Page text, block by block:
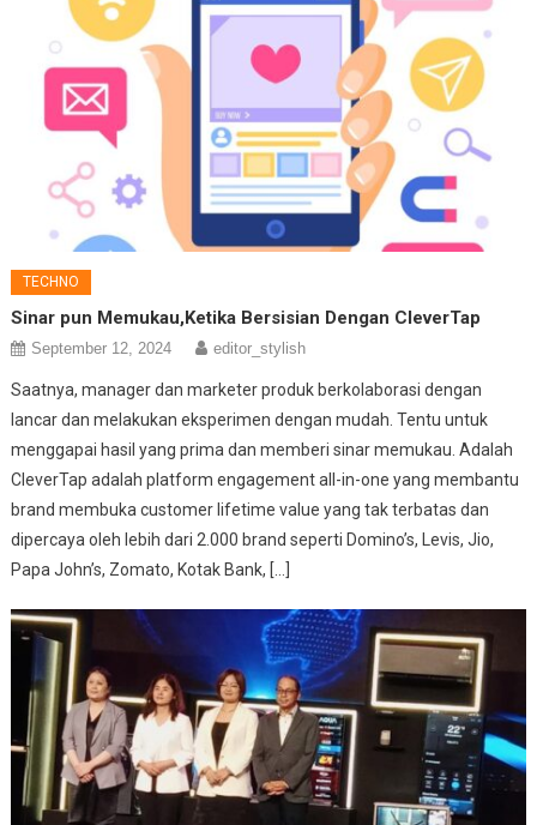
TECHNO
Sinar pun Memukau,Ketika Bersisian Dengan CleverTap
September 12, 2024 editor_stylish
Saatnya, manager dan marketer produk berkolaborasi dengan
lancar dan melakukan eksperimen dengan mudah. Tentu untuk
menggapai hasil yang prima dan memberi sinar memukau. Adalah
CleverTap adalah platform engagement all-in-one yang membantu
brand membuka customer lifetime value yang tak terbatas dan
dipercaya oleh lebih dari 2.000 brand seperti Domino’s, Levis, Jio,
Papa John’s, Zomato, Kotak Bank, […]